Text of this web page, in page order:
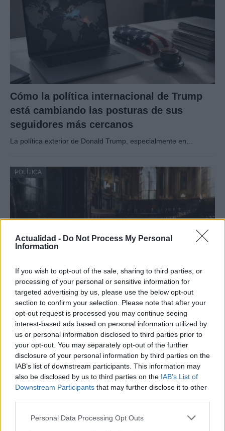
Actualidad - Do Not Process My Personal
Information
If you wish to opt-out of the sale, sharing to third parties, or
processing of your personal or sensitive information for
targeted advertising by us, please use the below opt-out
section to confirm your selection. Please note that after your
opt-out request is processed you may continue seeing
interest-based ads based on personal information utilized by
us or personal information disclosed to third parties prior to
your opt-out. You may separately opt-out of the further
disclosure of your personal information by third parties on the
IAB’s list of downstream participants. This information may
also be disclosed by us to third parties on the IAB’s List of
Downstream Participants that may further disclose it to other
Please note that this website/app uses one or more Google
Personal Data Processing Opt Outs
Cómo la política internacional de Trump
está cambiando las posturas de sus
seguidores más cercanos
La política exterior de Donald Trump, especialmente en…
POLÍTICA
El impacto de la iniciativa de Gabriel
Rufián en el panorama político español
Gabriel Rufián ha logrado captar la atención mediática…
POLÍTICA